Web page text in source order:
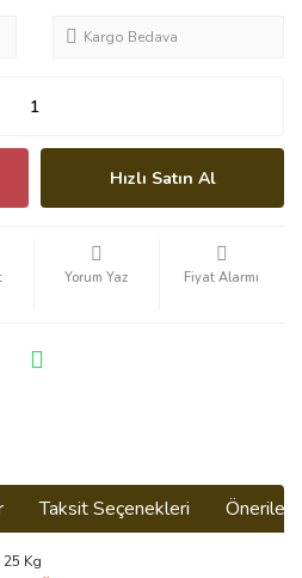
Kargo Bedava
Hızlı Satın Al
Yorum Yaz Fiyat Alarmı
Taksit Seçenekleri
25 Kg